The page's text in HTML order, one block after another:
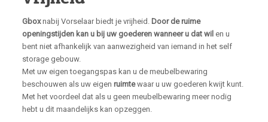
Gboxnabij Vorselaar biedt je vrijheid. Door de ruime
openingstijden kan u bij uw goederen wanneer u dat wil en u
bent niet afhankelijk van aanwezigheid van iemand in het self
storage gebouw.
Met uw eigen toegangspas kan u de meubelbewaring
beschouwen als uw eigen ruimtewaar u uw goederen kwijt kunt.
Met het voordeel dat als u geen meubelbewaring meer nodig
hebt u dit maandelijks kan opzeggen.